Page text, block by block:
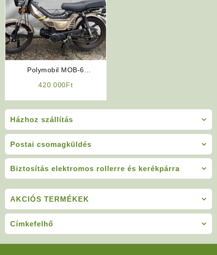
Házhoz szállítás
Postai csomagküldés
Biztosítás elektromos rollerre és kerékpárra
Polymobil MOB-6
420 000Ft
AKCIÓS TERMÉKEK
Címkefelhő